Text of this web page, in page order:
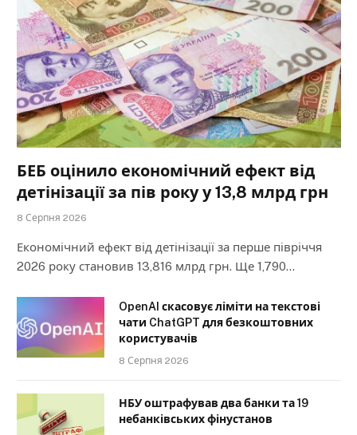
БЕБ оцінило економічний ефект від
детінізації за пів року у 13,8 млрд грн
8 Серпня 2026
Економічний ефект від детінізації за перше півріччя
2026 року становив 13,816 млрд грн. Ще 1,790…
OpenAI скасовує ліміти на текстові
чати ChatGPT для безкоштовних
користувачів
8 Серпня 2026
НБУ оштрафував два банки та 19
небанківських фінустанов